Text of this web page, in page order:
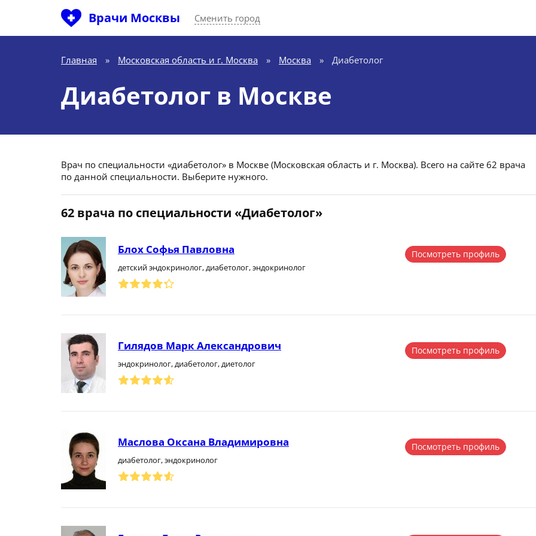
Врачи Москвы Сменить город
Главная » Московская область и г. Москва » Москва » Диабетолог
Диабетолог в Москве
Врач по специальности «диабетолог» в Москве (Московская область и г. Москва). Всего на сайте 62 врача
по данной специальности. Выберите нужного.
62 врача по специальности «Диабетолог»
Блох Софья Павловна
детский эндокринолог, диабетолог, эндокринолог
Посмотреть профиль
Гилядов Марк Александрович
эндокринолог, диабетолог, диетолог
Посмотреть профиль
Маслова Оксана Владимировна
диабетолог, эндокринолог
Посмотреть профиль